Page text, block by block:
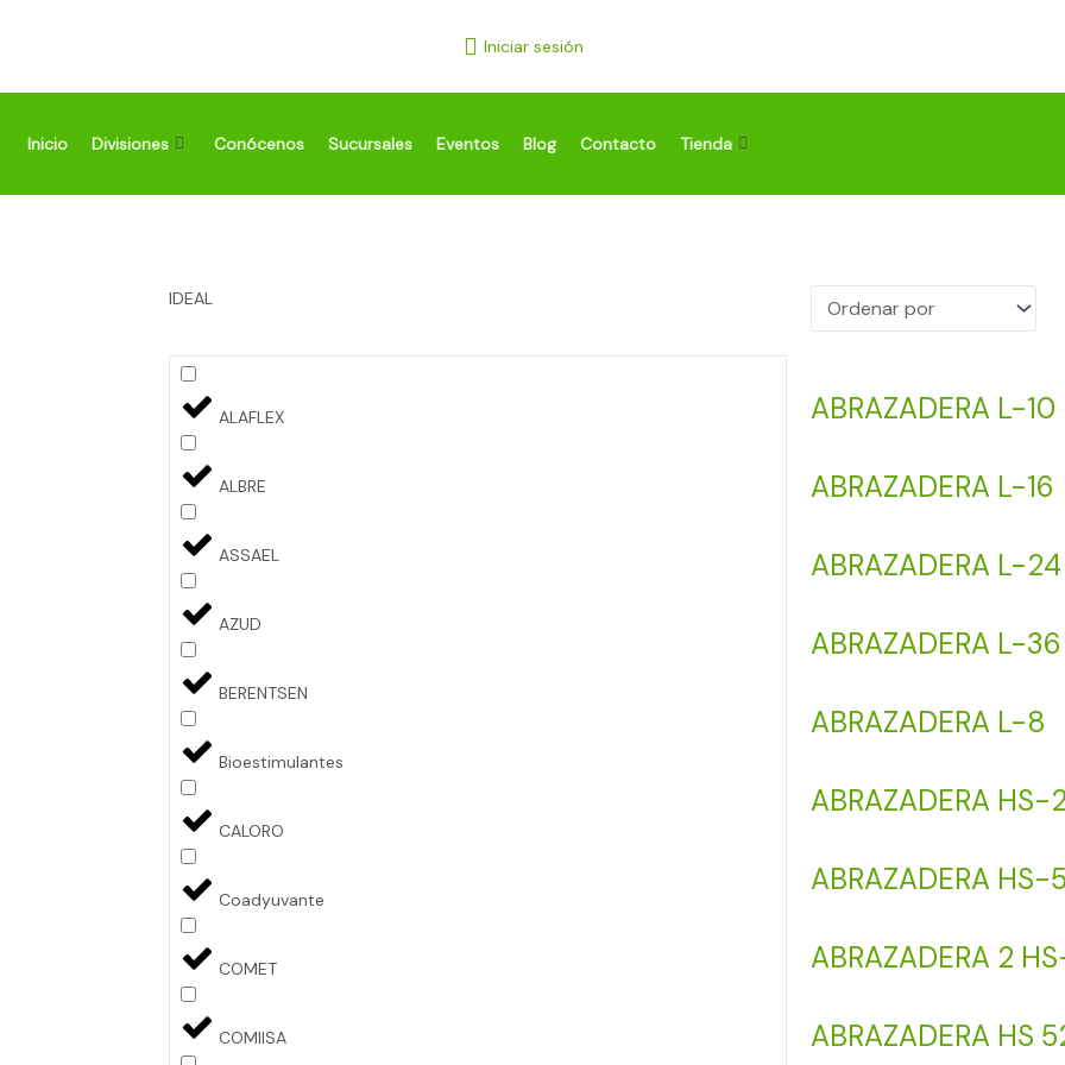
Iniciar sesión
Inicio Divisiones Conócenos Sucursales Eventos Blog Contacto Tienda
IDEAL
ALAFLEX
ALBRE
ASSAEL
AZUD
BERENTSEN
Bioestimulantes
CALORO
Coadyuvante
COMET
COMIISA
ABRAZADERA L-10
ABRAZADERA L-16
ABRAZADERA L-24
ABRAZADERA L-36
ABRAZADERA L-8
ABRAZADERA HS-
ABRAZADERA HS-
ABRAZADERA 2
ABRAZADERA HS